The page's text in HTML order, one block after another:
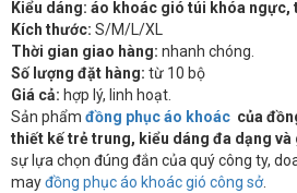
Kiểu dáng: áo khoác gió túi khóa ngực,
Kích thước: S/M/L/XL
Thời gian giao hàng: nhanh chóng.
Số lượng đặt hàng: từ 10 bộ
Giá cả: hợp lý, linh hoạt.
Sản phẩm đồng phục áo khoác của
thiết kế trẻ trung, kiểu dáng đa dạng và
sự lựa chọn đúng đắn của quý công ty,
mayđồng phục áo khoác gió công sở.